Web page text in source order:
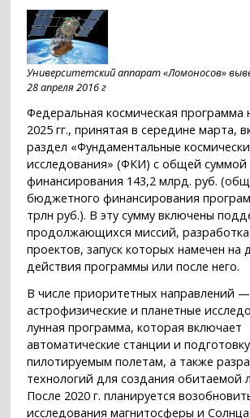
Университетский аппарат «Ломоносов»
28 апреля 2016 г
Федеральная космическая программа
2025 гг., принятая в середине марта,
раздел «Фундаментальные
исследования» (ФКИ) с общей суммой
финансирования 143,2 млрд. руб.
бюджетного финансирования
трлн руб.). В эту сумму включены
продолжающихся миссий,
проектов, запуск которых намечен на
действия программы или после него.
В числе приоритетных направлений —
астрофизические и планетные
лунная программа, которая включает
автоматические станции и
пилотируемым полетам, а также
технологий для создания обитаемой
После 2020 г. планируется
исследования магнитосферы и